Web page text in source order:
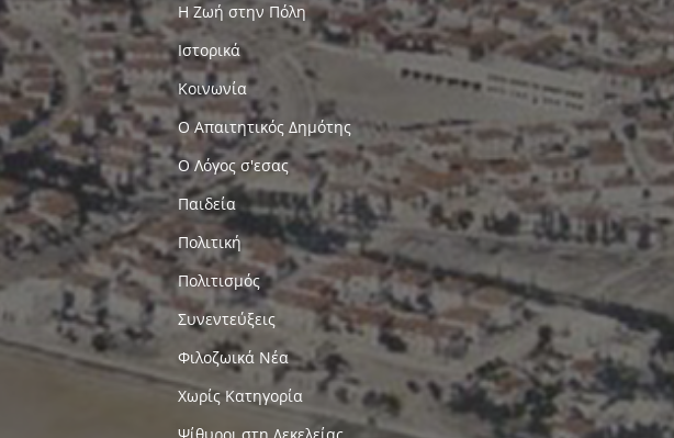
Η Ζωή στην Πόλη
Ιστορικά
Κοινωνία
Ο Απαιτητικός Δημότης
Ο Λόγος σ'εσας
Παιδεία
Πολιτική
Πολιτισμός
Συνεντεύξεις
Φιλοζωικά Νέα
Χωρίς Κατηγορία